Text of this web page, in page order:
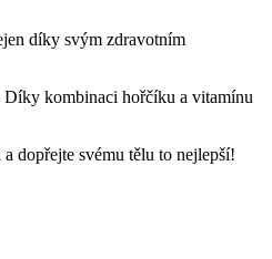
díky svým zdravotním
Díky kombinaci hořčíku a vitamínu
dopřejte svému tělu to nejlepší!